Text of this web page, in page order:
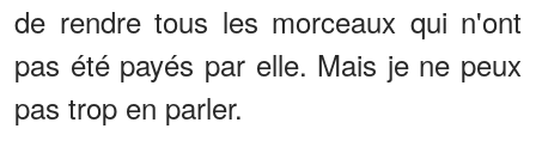
de rendre tous les morceaux qui n'ont
pas été payés par elle. Mais je ne peux
pas trop en parler.